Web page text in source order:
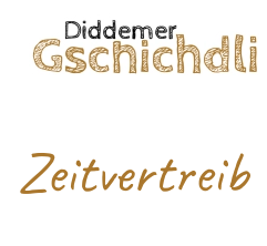
Zeitvertreib